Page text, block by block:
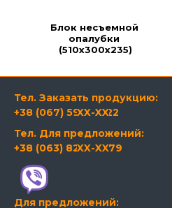
Блок несъемной
опалубки
(510х300х235)
Тел. Заказать продукцию:
+38 (067) 594-21-22
XX-XX
Тел. Для предложений:
+38 (063) 820-60-79
XX-XX
Для предложений: